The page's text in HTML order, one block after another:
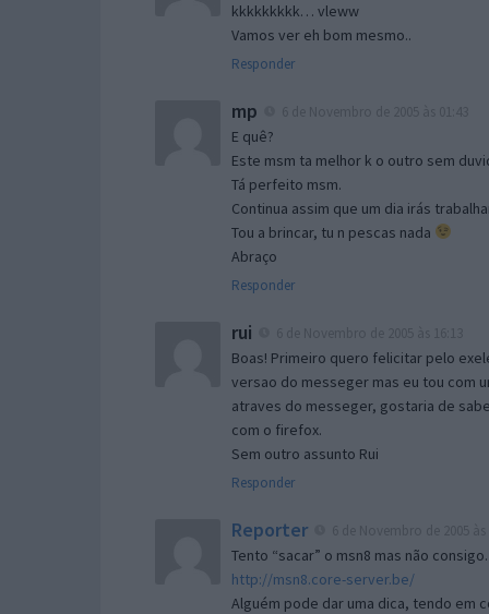
kkkkkkkkk… vleww
Vamos ver eh bom mesmo..
Responder
mp
E quê?
Este msm ta melhor k o outro sem
Tá perfeito msm.
Continua assim que um dia irás
Tou a brincar, tu n pescas nada
Abraço
Responder
rui
Boas! Primeiro quero felicitar pelo
versao do messeger mas eu tou com
atraves do messeger, gostaria de
com o firefox.
Sem outro assunto Rui
Responder
Reporter
Tento “sacar” o msn8 mas não
http://msn8.core-server.be/
Alguém pode dar uma dica, tendo em